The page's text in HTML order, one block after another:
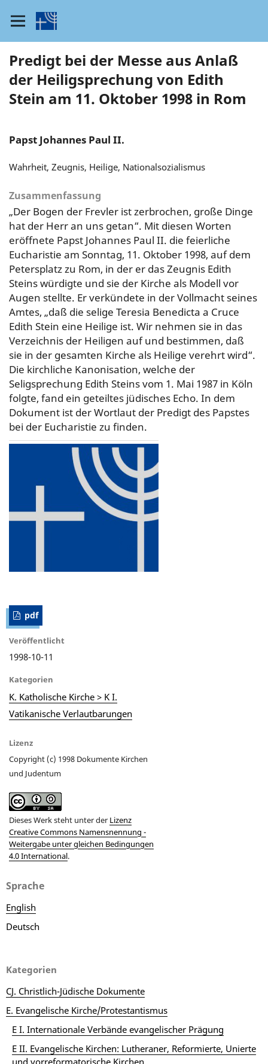
Predigt bei der Messe aus Anlaß
der Heiligsprechung von Edith
Stein am 11. Oktober 1998 in Rom
Papst Johannes Paul II.
Wahrheit, Zeugnis, Heilige, Nationalsozialismus
Zusammenfassung
„Der Bogen der Frevler ist zerbrochen, große Dinge
hat der Herr an uns getan“. Mit diesen Worten
eröffnete Papst Johannes Paul II. die feierliche
Eucharistie am Sonntag, 11. Oktober 1998, auf dem
Petersplatz zu Rom, in der er das Zeugnis Edith
Steins würdigte und sie der Kirche als Modell vor
Augen stellte. Er verkündete in der Vollmacht seines
Amtes, „daß die selige Teresia Benedicta a Cruce
Edith Stein eine Heilige ist. Wir nehmen sie in das
Verzeichnis der Heiligen auf und bestimmen, daß
sie in der gesamten Kirche als Heilige verehrt wird“.
Die kirchliche Kanonisation, welche der
Seligsprechung Edith Steins vom 1. Mai 1987 in Köln
folgte, fand ein geteiltes jüdisches Echo. In dem
Dokument ist der Wortlaut der Predigt des Papstes
bei der Eucharistie zu finden.
pdf
Veröffentlicht
1998-10-11
Kategorien
K. Katholische Kirche > K I.
Vatikanische Verlautbarungen
Lizenz
Copyright (c) 1998 Dokumente Kirchen
und Judentum
Dieses Werk steht unter der Lizenz
Creative Commons Namensnennung -
Weitergabe unter gleichen Bedingungen
4.0 International.
Sprache
English
Deutsch
Kategorien
CJ. Christlich-Jüdische Dokumente
E. Evangelische Kirche/Protestantismus
E I. Internationale Verbände evangelischer Prägung
E II. Evangelische Kirchen: Lutheraner, Reformierte, Unierte